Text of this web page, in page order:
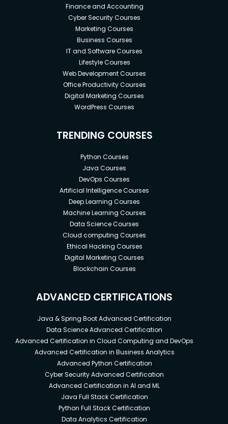
Finance and Accounting
Cyber Security Courses
Marketing Courses
Business Courses
IT and Software Courses
Lifestyle Courses
Web Development Courses
Office Productivity Courses
Digital Marketing Courses
WordPress Courses
TRENDING COURSES
Python Courses
Java Courses
DevOps Courses
Artificial Intelligence Courses
Deep Learning Courses
Machine Learning Courses
Data Science Courses
Cloud computing Courses
Ethical Hacking Courses
Digital Marketing Courses
Blockchain Courses
ADVANCED CERTIFICATIONS
Java & Spring Boot Advanced Certification
Data Science Advanced Certification
Advanced Certification in Cloud Computing and DevOps
Advanced Certification in Business Analytics
Advanced Python Certification
Cyber Security Advanced Certification
Advanced Certification in AI and ML
Java Full Stack Certification
Python Full Stack Certification
Data Analytics Certification